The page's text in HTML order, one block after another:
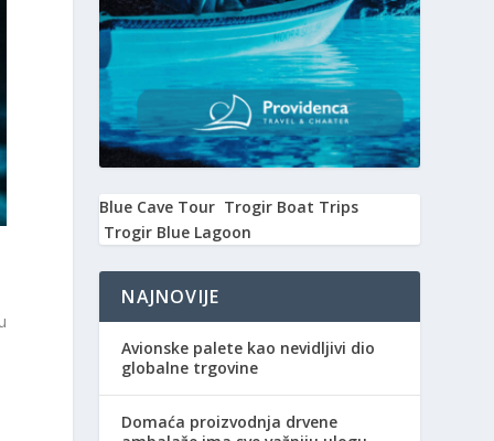
Blue Cave Tour Trogir Boat Trips
Trogir Blue Lagoon
NAJNOVIJE
Avionske palete kao nevidljivi dio
globalne trgovine
Domaća proizvodnja drvene